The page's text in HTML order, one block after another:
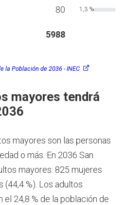
80 1,3 %
5988
la Población de 2036 - INEC
mayores tendrá
mayores son las personas
o más. En 2036 San
mayores: 825 mujeres
(44,4 %). Los adultos
el 24,8 % de la población de